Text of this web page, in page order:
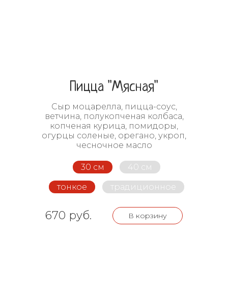
Пицца "Мясная"
Сыр моцарелла, пицца-соус,
ветчина, полукопченая колбаса,
копченая курица, помидоры,
огурцы соленые, орегано, укроп,
чесночное масло
30 см 40 см
тонкое традиционное
670 руб. В корзину